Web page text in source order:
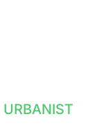
URBANIST